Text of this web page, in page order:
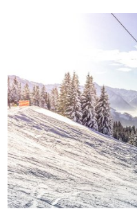
laden urige Hütten zur